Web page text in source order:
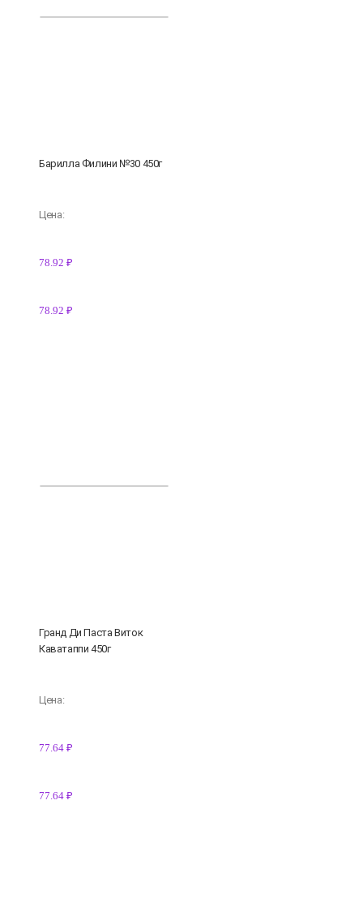
Барилла Филини №30 450г
Цена:
78.92 ₽
78.92 ₽
Гранд Ди Паста Виток
Каватаппи 450г
Цена:
77.64 ₽
77.64 ₽